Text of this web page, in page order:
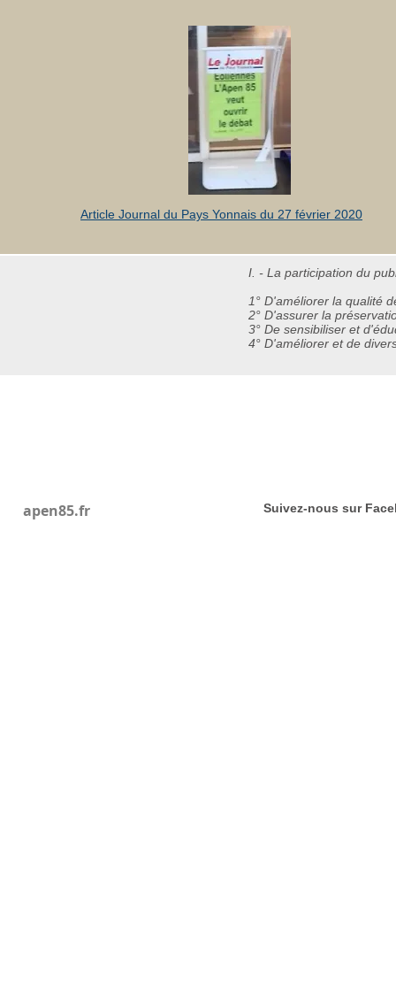
Article Journal du Pays Yonnais du 27 février 2020
I. - La participation du
1° D'améliorer la qualité
2° D'assurer la
3° De sensibiliser et
4° D'améliorer et de
apen85.fr Suivez-nous sur